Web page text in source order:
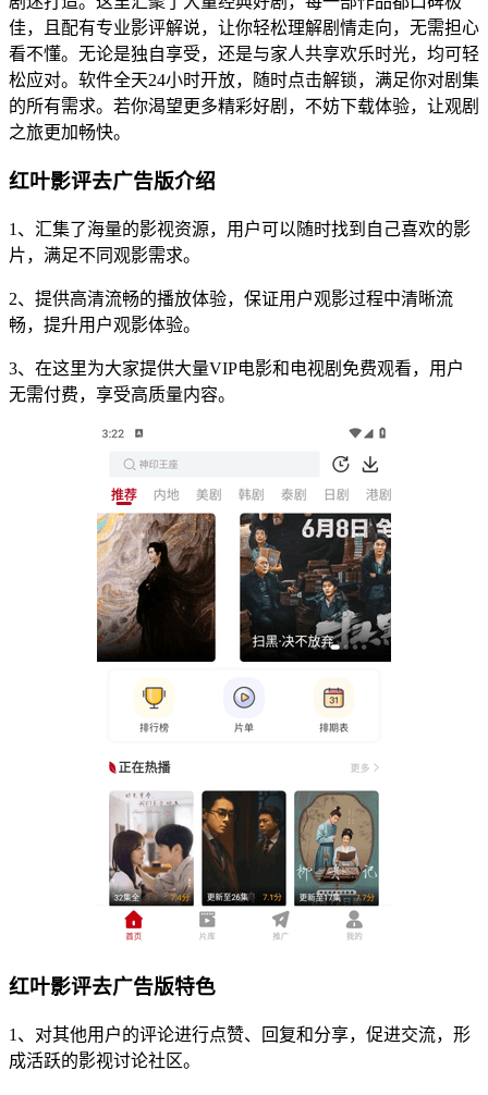
佳，且配有专业影评解说，让你轻松理解剧情走向，无需担心
看不懂。无论是独自享受，还是与家人共享欢乐时光，均可轻
松应对。软件全天24小时开放，随时点击解锁，满足你对剧集
的所有需求。若你渴望更多精彩好剧，不妨下载体验，让观剧
之旅更加畅快。
红叶影评去广告版介绍
1、汇集了海量的影视资源，用户可以随时找到自己喜欢的影
片，满足不同观影需求。
2、提供高清流畅的播放体验，保证用户观影过程中清晰流
畅，提升用户观影体验。
3、在这里为大家提供大量VIP电影和电视剧免费观看，用户
无需付费，享受高质量内容。
红叶影评去广告版特色
1、对其他用户的评论进行点赞、回复和分享，促进交流，形
成活跃的影视讨论社区。